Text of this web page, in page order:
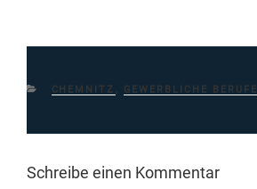
KATEGORIEN
CHEMNITZ , GEWERBLICHE BERUFE
Schreibe einen Kommentar